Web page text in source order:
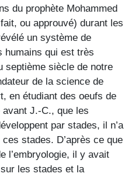
du prophète Mohammed
ou approuvé) durant les
un système de
humains qui est très
septième siècle de notre
de la science de
en étudiant des oeufs de
J.-C., que les
par stades, il n’a
stades. D’après ce que
l’embryologie, il y avait
les stades et la